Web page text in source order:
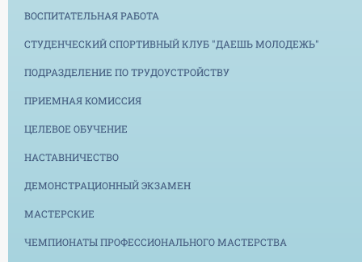
ВОСПИТАТЕЛЬНАЯ РАБОТА
СТУДЕНЧЕСКИЙ СПОРТИВНЫЙ КЛУБ "ДАЕШЬ МОЛОДЕЖЬ"
ПОДРАЗДЕЛЕНИЕ ПО ТРУДОУСТРОЙСТВУ
ПРИЕМНАЯ КОМИССИЯ
ЦЕЛЕВОЕ ОБУЧЕНИЕ
НАСТАВНИЧЕСТВО
ДЕМОНСТРАЦИОННЫЙ ЭКЗАМЕН
МАСТЕРСКИЕ
ЧЕМПИОНАТЫ ПРОФЕССИОНАЛЬНОГО МАСТЕРСТВА